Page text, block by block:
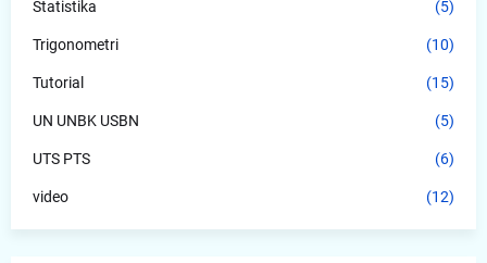
Statistika (5)
Trigonometri (10)
Tutorial (15)
UN UNBK USBN (5)
UTS PTS (6)
video (12)